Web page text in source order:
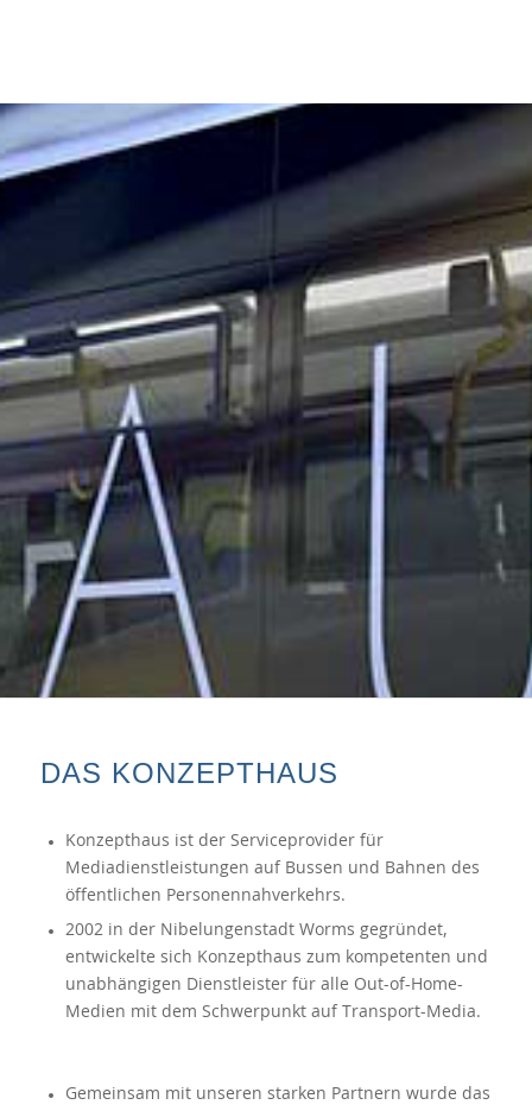
DAS KONZEPTHAUS
Konzepthaus ist der Serviceprovider für
Mediadienstleistungen auf Bussen und Bahnen des
öffentlichen Personennahverkehrs.
2002 in der Nibelungenstadt Worms gegründet,
entwickelte sich Konzepthaus zum kompetenten und
unabhängigen Dienstleister für alle Out-of-Home-
Medien mit dem Schwerpunkt auf Transport-Media.
Gemeinsam mit unseren starken Partnern wurde das